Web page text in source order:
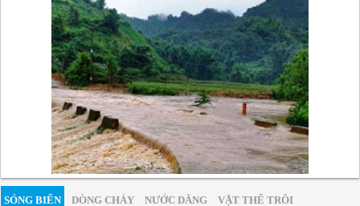
SÓNG BIỂN DÒNG CHẢY NƯỚC DÂNG VẬT THỂ TRÔI